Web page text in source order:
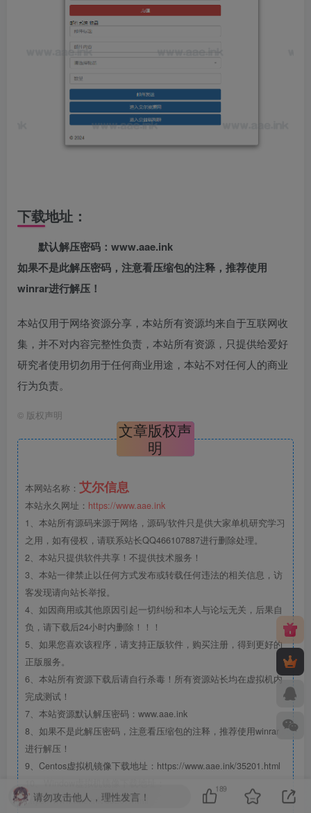
下载地址：
默认解压密码：www.aae.ink
如果不是此解压密码，注意看压缩包的注释，推荐使用
winrar进行解压！
本站仅用于网络资源分享，本站所有资源均来自于互联网收
集，并不对内容完整性负责，本站所有资源，只提供给爱好
研究者使用切勿用于任何商业用途，本站不对任何人的商业
行为负责。
© 版权声明
文章版权声
明
本网站名称： 艾尔信息
本站永久网址： https://www.aae.ink
1、本站所有源码来源于网络，源码/软件只是供大家单机研究学习
之用，如有侵权，请联系站长QQ466107887进行删除处理。
2、本站只提供软件共享！不提供技术服务！
3、本站一律禁止以任何方式发布或转载任何违法的相关信息，访
客发现请向站长举报。
4、如因商用或其他原因引起一切纠纷和本人与论坛无关，后果自
负，请下载后24小时内删除！！！
5、如果您喜欢该程序，请支持正版软件，购买注册，得到更好的
正版服务。
6、本站所有资源下载后请自行杀毒！所有资源站长均在虚拟机内
完成测试！
7、本站资源默认解压密码：www.aae.ink
8、如果不是此解压密码，注意看压缩包的注释，推荐使用winrar
进行解压！
9、Centos虚拟机镜像下载地址：https://www.aae.ink/35201.html
https://www.aae.ink/35207.html
请勿攻击他人，理性发言！
189